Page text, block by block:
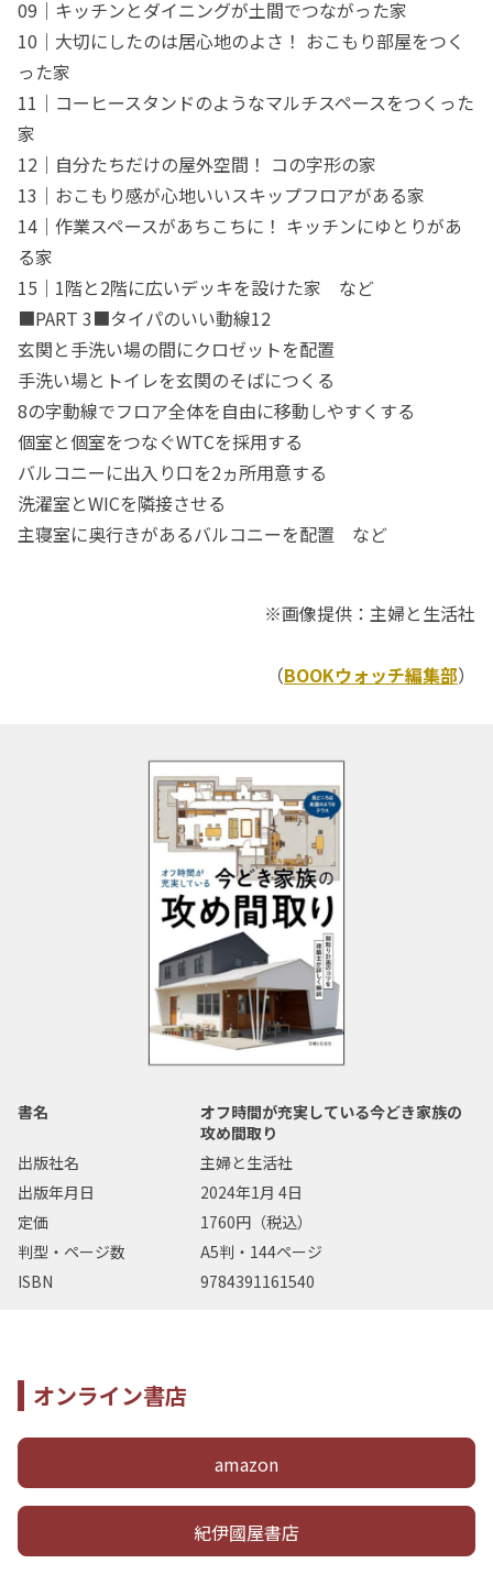
09｜キッチンとダイニングが土間でつながった家
10｜大切にしたのは居心地のよさ！ おこもり部屋をつく
った家
11｜コーヒースタンドのようなマルチスペースをつくった
家
12｜自分たちだけの屋外空間！ コの字形の家
13｜おこもり感が心地いいスキップフロアがある家
14｜作業スペースがあちこちに！ キッチンにゆとりがあ
る家
15｜1階と2階に広いデッキを設けた家 など
■PART 3■タイパのいい動線12
玄関と手洗い場の間にクロゼットを配置
手洗い場とトイレを玄関のそばにつくる
8の字動線でフロア全体を自由に移動しやすくする
個室と個室をつなぐWTCを採用する
バルコニーに出入り口を2ヵ所用意する
洗濯室とWICを隣接させる
主寝室に奥行きがあるバルコニーを配置 など
※画像提供：主婦と生活社
（BOOKウォッチ編集部）
書名
オフ時間が充実している今どき家族の
攻め間取り
出版社名
主婦と生活社
出版年月日
2024年1月 4日
定価
1760円（税込）
判型・ページ数
A5判・144ページ
ISBN
9784391161540
オンライン書店
amazon
紀伊國屋書店